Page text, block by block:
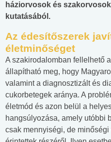
háziorvosok és
kutatásából.
Az édesítőszerek
életminőséget
A szakirodalomban fellelhető
állapítható meg, hogy
valamint a diagnosztizált és
cukorbetegek aránya. A
életmód és azon belül a
hangsúlyozása, amely utóbbi
csak mennyiségi, de